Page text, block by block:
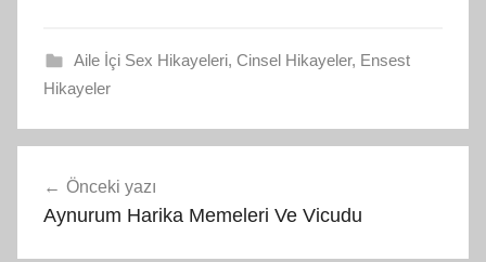
Aile İçi Sex Hikayeleri, Cinsel Hikayeler, Ensest
Hikayeler
gezinmesi
Önceki yazı
Aynurum Harika Memeleri Ve Vicudu